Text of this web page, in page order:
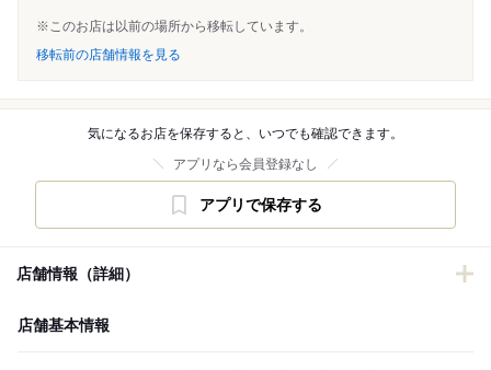
※このお店は以前の場所から移転しています。
移転前の店舗情報を見る
気になるお店を保存すると、いつでも確認できます。
アプリなら会員登録なし
アプリで保存する
店舗情報（詳細）
店舗基本情報